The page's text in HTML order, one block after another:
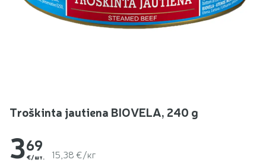
Troškinta jautiena BIOVELA, 240 g
369
€/шт. 15,38 €/кг